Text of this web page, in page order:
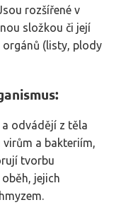
rozšířené v
složkou či její
orgánů (listy, plody
odvádějí z těla
a bakteriím,
tvorbu
jejich